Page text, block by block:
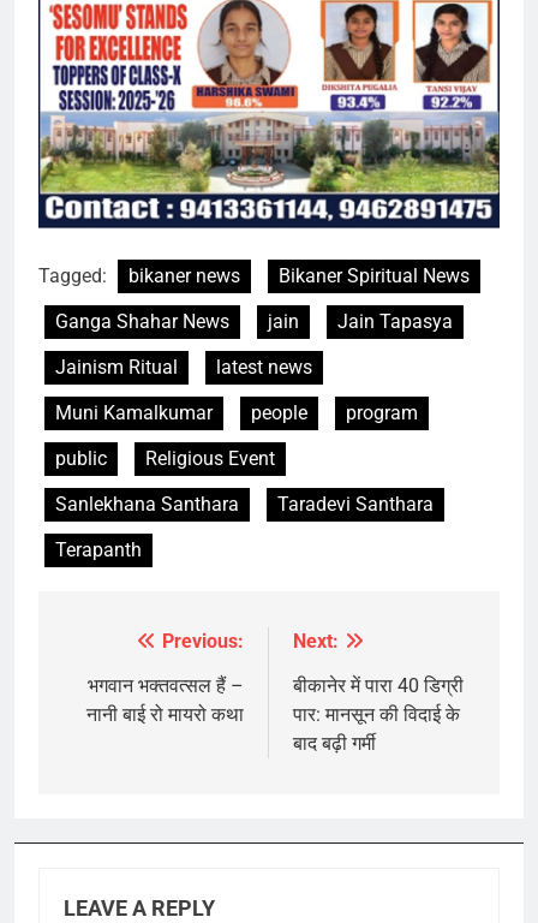
Tagged: bikaner news
Bikaner Spiritual News
Ganga Shahar News
jain
Jain Tapasya
Jainism Ritual
latest news
Muni Kamalkumar
people
program
public
Religious Event
Sanlekhana Santhara
Taradevi Santhara
Terapanth
navigation
Previous:
भगवान भक्तवत्सल हैं –
नानी बाई रो मायरो कथा
Next:
बीकानेर में पारा 40 डिग्री
पार: मानसून की विदाई के
बाद बढ़ी गर्मी
LEAVE A REPLY